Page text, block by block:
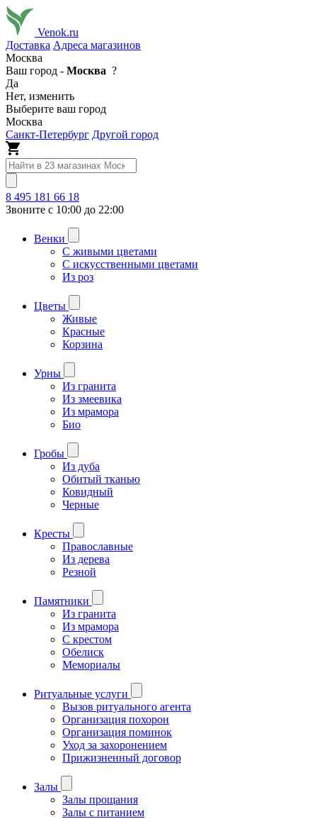
Venok.ru
Доставка Адреса магазинов
Москва
Ваш город - Москва ?
Да
Нет, изменить
Выберите ваш город
Москва
Санкт-Петербург Другой город
8 495 181 66 18
Звоните с 10:00 до 22:00
Венки
С живыми цветами
С искусственными цветами
Из роз
Цветы
Живые
Красные
Корзина
Урны
Из гранита
Из змеевика
Из мрамора
Био
Гробы
Из дуба
Обитый тканью
Ковидный
Черные
Кресты
Православные
Из дерева
Резной
Памятники
Из гранита
Из мрамора
С крестом
Обелиск
Мемориалы
Ритуальные услуги
Вызов ритуального агента
Организация похорон
Организация поминок
Уход за захоронением
Прижизненный договор
Залы
Залы прощания
Залы с питанием